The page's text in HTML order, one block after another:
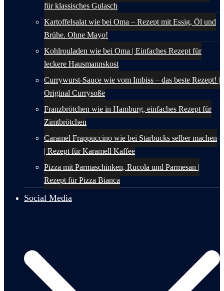
für klassisches Gulasch
Kartoffelsalat wie bei Oma – Rezept mit Essig, Öl und
Brühe. Ohne Mayo!
Kohlrouladen wie bei Oma | Einfaches Rezept für
leckere Hausmannskost
Currywurst-Sauce wie vom Imbiss – das beste Rezept! |
Original Currysoße
Franzbrötchen wie in Hamburg, einfaches Rezept für
Zimtbrötchen
Caramel Frappuccino wie bei Starbucks selber machen
| Rezept für Karamell Kaffee
Pizza mit Parmaschinken, Rucola und Parmesan |
Rezept für Pizza Bianca
Social Media